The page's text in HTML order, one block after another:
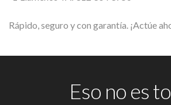
Rápido, seguro y con garantía. ¡Actúe
Eso no es